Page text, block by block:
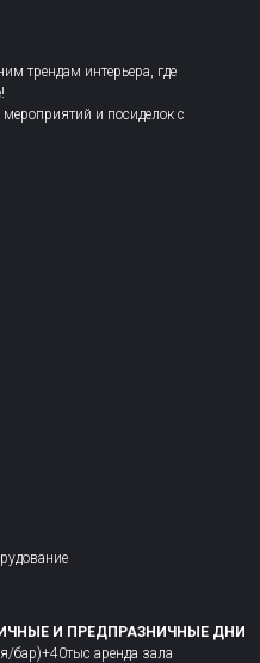
трендам интерьера, где
и посиделок с
И ПРЕДПРАЗНИЧНЫЕ ДНИ
бар)+40тыс аренда зала